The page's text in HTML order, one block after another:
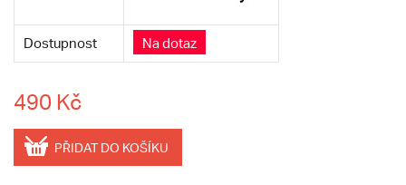
Dostupnost Na dotaz
490 Kč
PŘIDAT DO KOŠÍKU